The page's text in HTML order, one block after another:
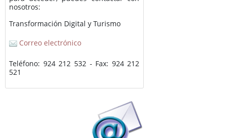
nosotros:
Transformación Digital y Turismo
Correo electrónico
Teléfono: 924 212 532 - Fax: 924 212
521